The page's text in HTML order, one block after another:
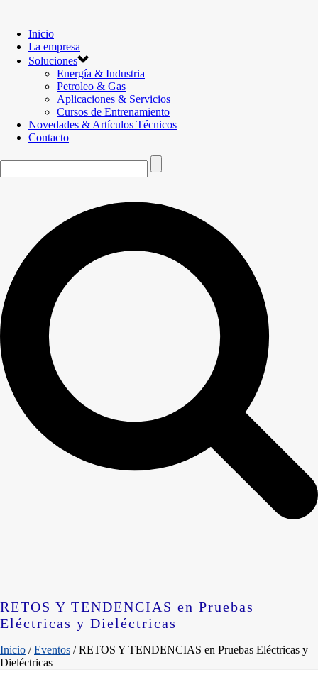
Inicio
La empresa
Soluciones
Energía & Industria
Petroleo & Gas
Aplicaciones & Servicios
Cursos de Entrenamiento
Novedades & Artículos Técnicos
Contacto
RETOS Y TENDENCIAS en Pruebas
Eléctricas y Dieléctricas
Inicio /Eventos / RETOS Y TENDENCIAS en Pruebas Eléctricas y
Dieléctricas